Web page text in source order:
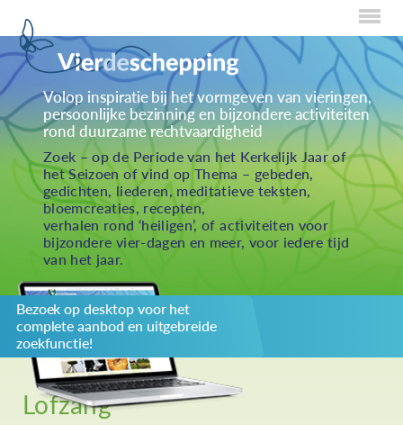
Home
Over Creaties
Over Vieren
Over Eten
Over Activiteiten
Inzenden
Over ons
Privacybeleid
Redactiestatuut
log in
Volop inspiratie bij het vormgeven van vieringen,
persoonlijke bezinning en bijzondere activiteiten
rond duurzame rechtvaardigheid
Zoek – op de Periode van het Kerkelijk Jaar of
het Seizoen of vind op Thema – gebeden,
gedichten, liederen, meditatieve teksten,
bloemcreaties, recepten,
verhalen rond ‘heiligen’, of activiteiten voor
bijzondere vier-dagen en meer, voor iedere tijd
van het jaar.
Bezoek op desktop voor het
complete aanbod en uitgebreide
zoekfunctie!
Lofzang